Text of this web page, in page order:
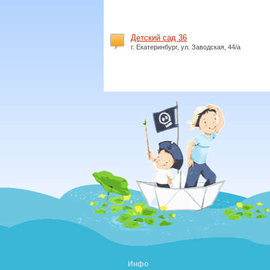
Детский сад 36
г. Екатеринбург, ул. Заводская, 44/а
Инфо